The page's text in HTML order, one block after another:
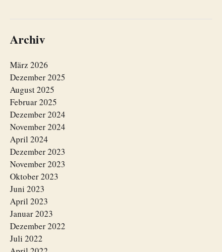
Archiv
März 2026
Dezember 2025
August 2025
Februar 2025
Dezember 2024
November 2024
April 2024
Dezember 2023
November 2023
Oktober 2023
Juni 2023
April 2023
Januar 2023
Dezember 2022
Juli 2022